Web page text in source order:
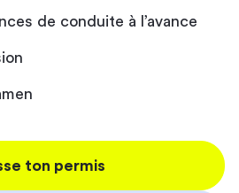
de conduite à l’avance
ton permis